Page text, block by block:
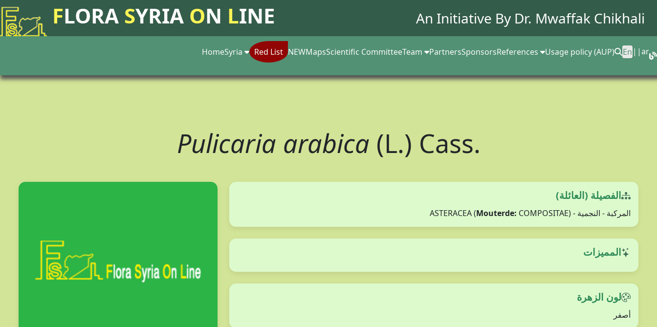
FLORA SYRIA ON LINE An Initiative By Dr. Mwaffak Chikhali
HomeSyria Red List NEWMapsScientific CommitteeTeam PartnersSponsorsReferences Usage policy (AUP) En ||ar
Pulicaria arabica (L.) Cass.
الفصيلة (العائلة)
المركبة - النجمية - ASTERACEA ( Mouterde: COMPOSITAE)
المميزات
لون الزهرة
أصفر